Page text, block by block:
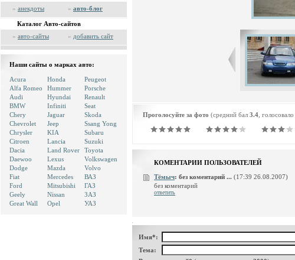
» анекдоты » авто-блог
Каталог Авто-сайтов
» авто-сайты » добавить сайт
Наши сайты о марках авто:
Acura
Alfa Romeo
Audi
BMW
Chery
Chevrolet
Chrysler
Citroen
Dacia
Daewoo
Dodge
Fiat
Ford
Geely
Great Wall
Honda
Hummer
Hyundai
Infiniti
Jaguar
Jeep
KIA
Lancia
Land Rover
Lexus
Mazda
Mercedes
Mitsubishi
Nissan
Opel
Peugeot
Porsche
Renault
Seat
Skoda
Ssang Yong
Subaru
Suzuki
Toyota
Volkswagen
Volvo
ВАЗ
ГАЗ
ЗАЗ
УАЗ
Проголосуйте за фото (средний бал 3.4 ,
КОМЕНТАРИИ ПОЛЬЗОВАТЕЛЕЙ
Тёмыч: без коментарий ... (17:39 26.08.2007)
без коментарий
ответить
Имя*:
Тема: